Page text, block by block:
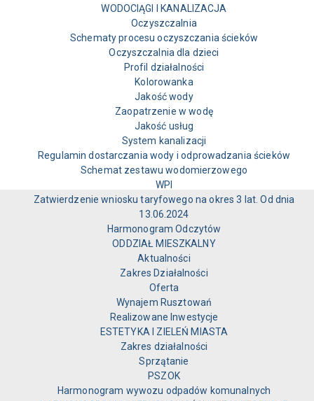
WODOCIĄGI I KANALIZACJA
Oczyszczalnia
Schematy procesu oczyszczania ścieków
Oczyszczalnia dla dzieci
Profil działalności
Kolorowanka
Jakość wody
Zaopatrzenie w wodę
Jakość usług
System kanalizacji
Regulamin dostarczania wody i odprowadzania ścieków
Schemat zestawu wodomierzowego
WPI
Zatwierdzenie wniosku taryfowego na okres 3 lat. Od dnia
13.06.2024
Harmonogram Odczytów
ODDZIAŁ MIESZKALNY
Aktualności
Zakres Działalności
Oferta
Wynajem Rusztowań
Realizowane Inwestycje
ESTETYKA I ZIELEŃ MIASTA
Zakres działalności
Sprzątanie
PSZOK
Harmonogram wywozu odpadów komunalnych